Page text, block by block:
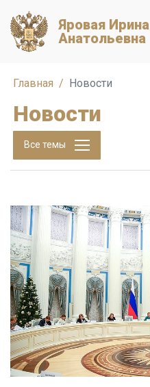
Яровая Ирина
Анатольевна
Главная Новости
Новости
Все темы